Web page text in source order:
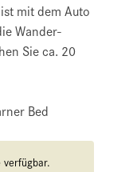
mit dem Auto
Wander-
Sie ca. 20
Bed
verfügbar.